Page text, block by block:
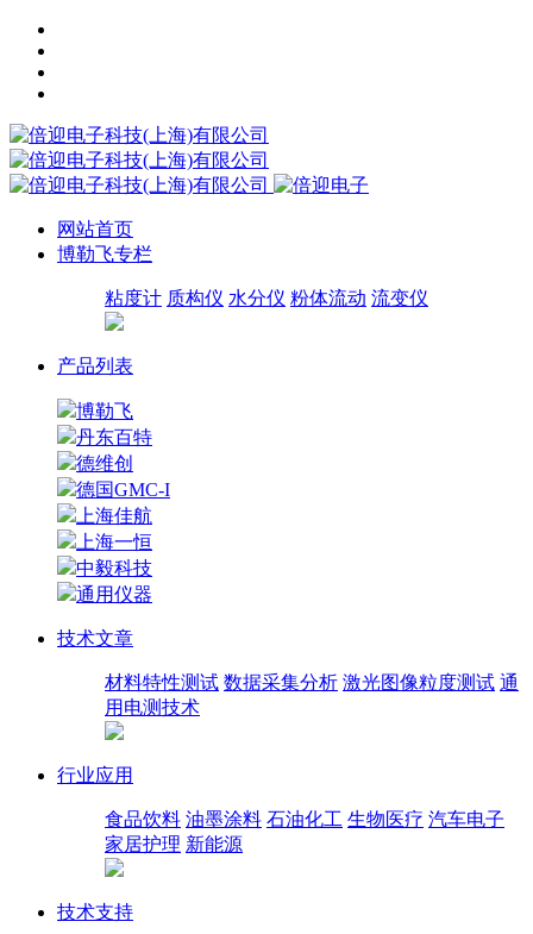
网站首页
博勒飞专栏
粘度计 质构仪 水分仪 粉体流动 流变仪
产品列表
博勒飞
丹东百特
德维创
德国GMC-I
上海佳航
上海一恒
中毅科技
通用仪器
技术文章
材料特性测试 数据采集分析 激光图像粒度测试 通
用电测技术
行业应用
食品饮料 油墨涂料 石油化工 生物医疗 汽车电子
家居护理 新能源
技术支持